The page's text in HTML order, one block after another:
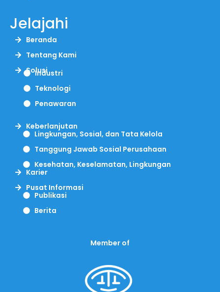
Jelajahi
Beranda
Tentang Kami
Solusi
Industri
Teknologi
Penawaran
Keberlanjutan
Lingkungan, Sosial, dan Tata Kelola
Tanggung Jawab Sosial Perusahaan
Kesehatan, Keselamatan, Lingkungan
Karier
Pusat Informasi
Publikasi
Berita
Member of